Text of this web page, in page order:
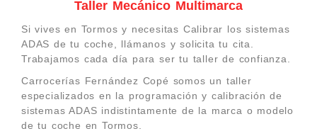
Taller Mecánico Multimarca
Si vives en Tormos y necesitas Calibrar los sistemas
ADAS de tu coche, llámanos y solicita tu cita.
Trabajamos cada día para ser tu taller de confianza.
Carrocerías Fernández Copé somos un taller
especializados en la programación y calibración de
sistemas ADAS indistintamente de la marca o modelo
de tu coche en Tormos.